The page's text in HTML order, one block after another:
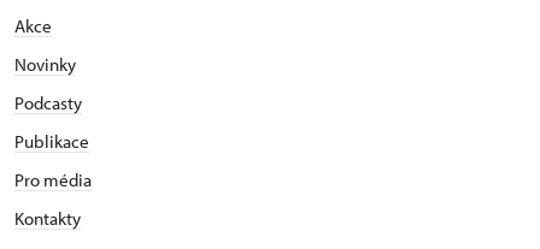
Akce
Novinky
Podcasty
Publikace
Pro média
Kontakty